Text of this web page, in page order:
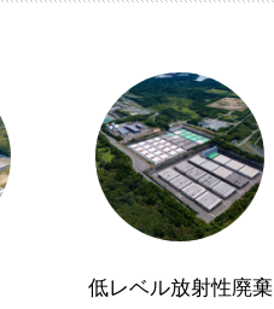
低レベル放射性廃棄